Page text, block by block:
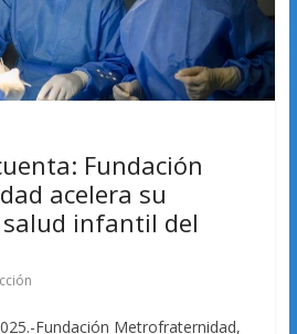
Fundación
acelera su
infantil del
Fundación Metrofraternidad,